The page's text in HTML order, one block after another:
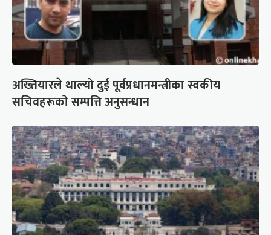
अख्तियारले थाल्यो दुई पूर्वप्रधानमन्त्रीका स्वकीय
सचिवहरूको सम्पत्ति अनुसन्धान